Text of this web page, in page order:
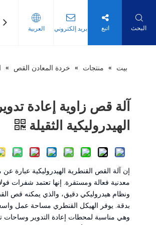
بيت
العربية بريد إلكتروني اتبع البحث
بيت » منتجات » خردة المعادن القص »
آلة قص زاوية إعادة
الهيدروليكية الثقيلة
إن آلة القص القنطرية الهيدروليكية عبارة
معدنية فعالة ومستقرة. إنها تعتمد شفرات
ونظام هيدروليكي دقيق، والذي يمكنه قص
بدقة. يوفر الهيكل القنطري مساحة عمل
وهي مناسبة لمحطات إعادة التدوير وساحات